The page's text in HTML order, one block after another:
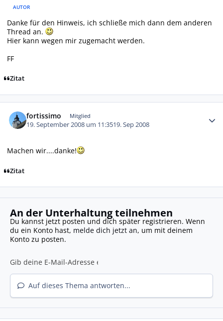
AUTOR
Danke für den Hinweis, ich schließe mich dann dem anderen
Thread an.
Hier kann wegen mir zugemacht werden.
FF
Zitat
fortissimo Mitglied
19. September 2008 um 11:3519. Sep 2008
Machen wir....danke!
Zitat
An der Unterhaltung teilnehmen
Du kannst jetzt posten und dich später registrieren. Wenn
du ein Konto hast, melde dich jetzt an, um mit deinem
Konto zu posten.
Auf dieses Thema antworten...